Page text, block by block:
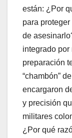
están: ¿Por
para
de
integrado
preparación
“chambón”
encargaron
y precisión
militares
¿Por qué